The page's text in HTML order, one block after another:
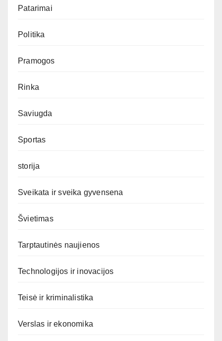
Patarimai
Politika
Pramogos
Rinka
Saviugda
Sportas
storija
Sveikata ir sveika gyvensena
Švietimas
Tarptautinės naujienos
Technologijos ir inovacijos
Teisė ir kriminalistika
Verslas ir ekonomika